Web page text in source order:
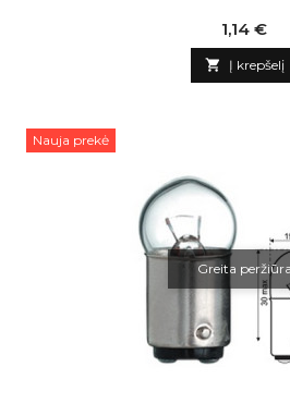
Kaina
1,14 €
 Į krepšelį
Nauja prekė
Greita peržiūra